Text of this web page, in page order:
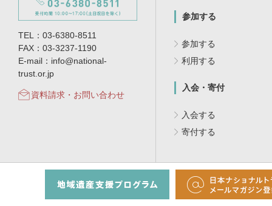
TEL：03-6380-8511
FAX：03-3237-1190
E-mail：info@national-
trust.or.jp
資料請求・お問い合わせ
参加する
参加する
利用する
入会・寄付
入会する
寄付する